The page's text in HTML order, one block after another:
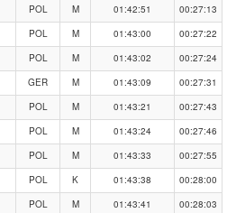
POL M 01:42:51
00:27:13
POL M 01:43:00
00:27:22
POL M 01:43:02
00:27:24
GER M 01:43:09
00:27:31
POL M 01:43:21
00:27:43
POL M 01:43:24
00:27:46
POL M 01:43:33
00:27:55
POL K 01:43:38
00:28:00
POL M 01:43:41
00:28:03